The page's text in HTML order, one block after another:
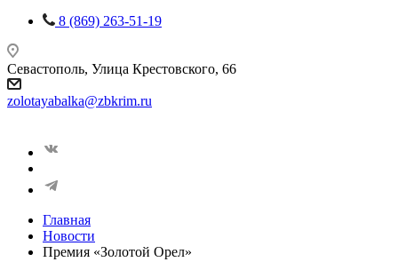
8 (869) 263-51-19
Севастополь, Улица Крестовского, 66
zolotayabalka@zbkrim.ru
Главная
Новости
Премия «Золотой Орел»